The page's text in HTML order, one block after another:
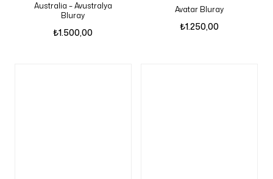
Australia – Avustralya
Bluray
₺1.500,00
Avatar Bluray
₺1.250,00